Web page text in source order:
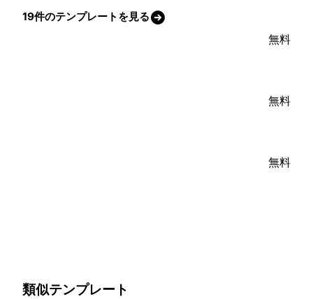
19件のテンプレートを見る
無料
無料
無料
類似テンプレート